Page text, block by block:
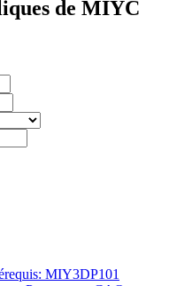
de MIYC
MIY3DP101